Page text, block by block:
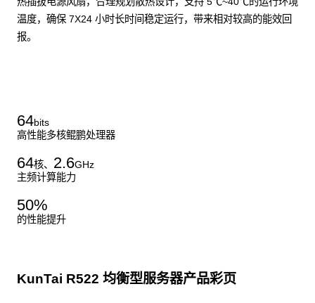
温度，确保 7X24 小时长时间稳定运行，带来相对较高的能效回
报。
64bits
高性能多核鲲鹏处理器
64核、 2.6GHz
主频计算能力
50%
的性能提升
KunTai R522 均衡型服务器产品彩页